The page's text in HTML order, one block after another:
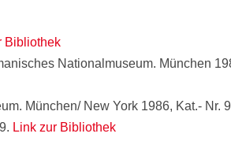
Bibliothek
Nationalmuseum. München
München/ New York 1986, Kat.- Nr.
Link zur Bibliothek